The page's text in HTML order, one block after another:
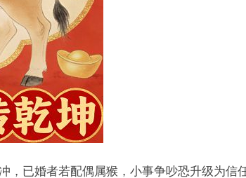
，已婚者若配偶属猴，小事争吵恐升级为信